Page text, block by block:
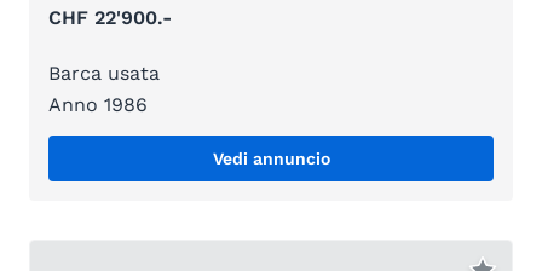
CHF 22'900.-
Barca usata
Anno 1986
Vedi annuncio